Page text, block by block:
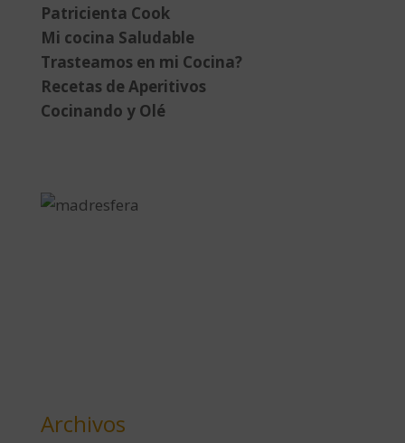
Patricienta Cook
Mi cocina Saludable
Trasteamos en mi Cocina?
Recetas de Aperitivos
Cocinando y Olé
Archivos